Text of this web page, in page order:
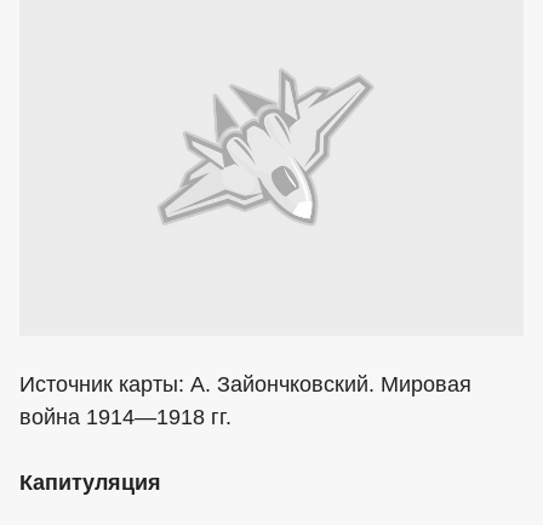
Источник карты: А. Зайончковский. Мировая
война 1914—1918 гг.
Капитуляция